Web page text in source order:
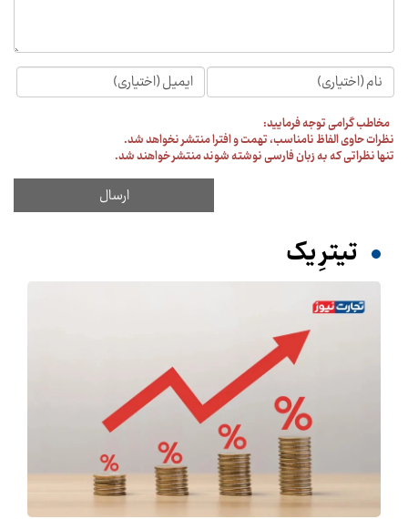
مخاطب گرامی توجه فرمایید:
نظرات حاوی الفاظ نامناسب، تهمت و افترا منتشر نخواهد شد.
تنها نظراتی که به زبان فارسی نوشته شوند منتشر خواهند شد.
تیترِ یک